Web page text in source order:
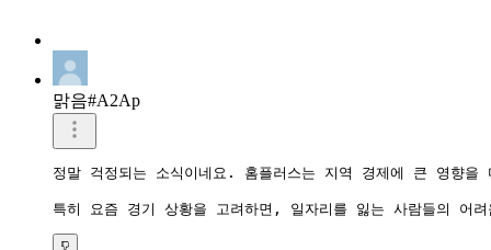
맑음#A2Ap
정말 걱정되는 소식이네요. 홈플러스는 지역 경제에 큰 영향
특히 요즘 경기 상황을 고려하면, 일자리를 잃는 사람들의 어